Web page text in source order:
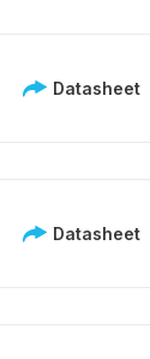
Datasheet
Datasheet